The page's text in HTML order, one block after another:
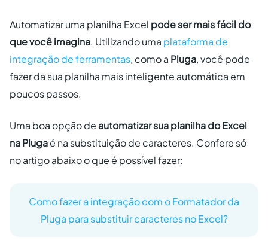
Automatizar uma planilha Excel pode ser mais fácil do
que você imagina. Utilizando uma plataforma de
integração de ferramentas, como a Pluga, você pode
fazer da sua planilha mais inteligente automática em
poucos passos.
Uma boa opção de automatizar sua planilha do Excel
na Plugaé na substituição de caracteres. Confere só
no artigo abaixo o que é possível fazer:
Como fazer a integração com o Formatador da
Pluga para substituir caracteres no Excel?